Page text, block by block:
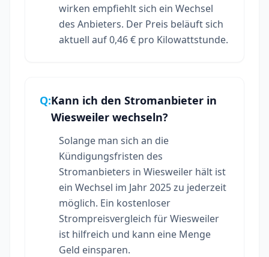
wirken empfiehlt sich ein Wechsel
des Anbieters. Der Preis beläuft sich
aktuell auf 0,46 € pro Kilowattstunde.
Q:Kann ich den Stromanbieter in
Wiesweiler wechseln?
Solange man sich an die
Kündigungsfristen des
Stromanbieters in Wiesweiler hält ist
ein Wechsel im Jahr 2025 zu jederzeit
möglich. Ein kostenloser
Strompreisvergleich für Wiesweiler
ist hilfreich und kann eine Menge
Geld einsparen.